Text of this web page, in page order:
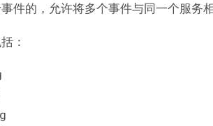
件的，允许将多个事件与同一个服务
：